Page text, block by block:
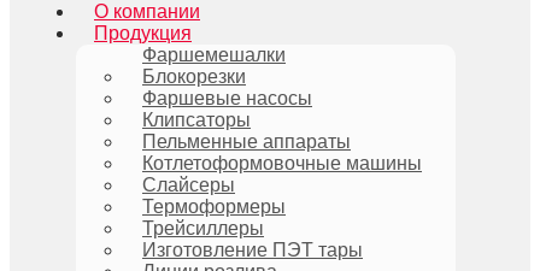
О компании
Продукция
Фаршемешалки
Блокорезки
Фаршевые насосы
Клипсаторы
Пельменные аппараты
Котлетоформовочные машины
Слайсеры
Термоформеры
Трейсиллеры
Изготовление ПЭТ тары